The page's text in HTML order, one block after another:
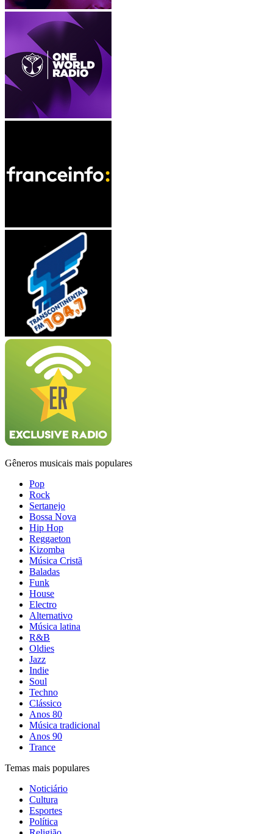
Gêneros musicais mais populares
Pop
Rock
Sertanejo
Bossa Nova
Hip Hop
Reggaeton
Kizomba
Música Cristã
Baladas
Funk
House
Electro
Alternativo
Música latina
R&B
Oldies
Jazz
Indie
Soul
Techno
Clássico
Anos 80
Música tradicional
Anos 90
Trance
Temas mais populares
Noticiário
Cultura
Esportes
Política